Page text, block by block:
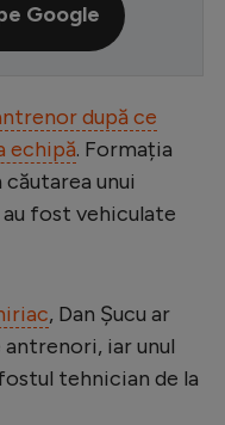
Google
după ce
echipă. Formația
unui
fost vehiculate
, Dan Șucu ar
antrenori, iar unul
tehnician de la